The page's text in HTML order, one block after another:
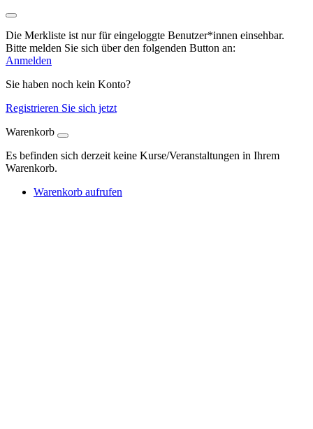
Die Merkliste ist nur für eingeloggte Benutzer*innen einsehbar.
Bitte melden Sie sich über den folgenden Button an:
Anmelden
Sie haben noch kein Konto?
Registrieren Sie sich jetzt
Warenkorb
Es befinden sich derzeit keine Kurse/Veranstaltungen in Ihrem
Warenkorb.
Warenkorb aufrufen